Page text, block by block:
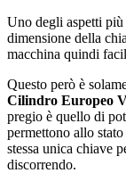
Uno degli aspetti
dimensione della
macchina quindi
Questo però è
Cilindro Europeo
pregio è quello di
permettono allo
stessa unica chiave
discorrendo.